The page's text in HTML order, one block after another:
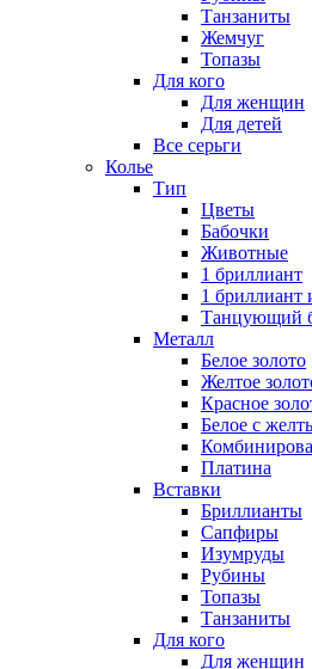
Танзаниты
Жемчуг
Топазы
Для кого
Для женщин
Для детей
Все серьги
Колье
Тип
Цветы
Бабочки
Животные
1 бриллиант
1 бриллиант
Танцующий
Металл
Белое золото
Желтое
Красное
Белое с
Платина
Вставки
Бриллианты
Сапфиры
Изумруды
Рубины
Топазы
Танзаниты
Для кого
Для женщин